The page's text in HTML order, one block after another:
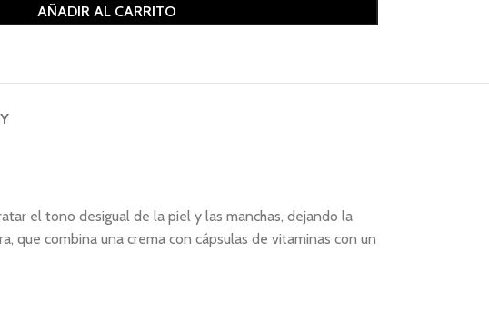
AÑADIR AL CARRITO
el tono desigual de la piel y las manchas, dejando la
combina una crema con cápsulas de vitaminas con un